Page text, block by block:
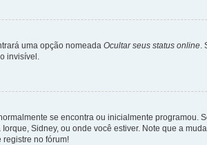
uma opção nomeada Ocultar seus status online
invisível.
se encontra ou inicialmente programou.
Sidney, ou onde você estiver. Note que a
registre no fórum!